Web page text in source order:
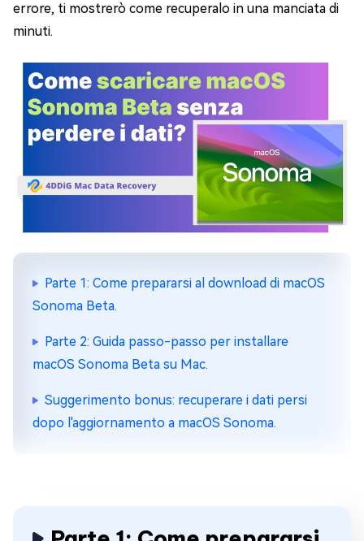
errore, ti mostrerò come recuperalo in una manciata di
minuti.
Parte 1: Come prepararsi al download di macOS
Sonoma Beta.
Parte 2: Guida passo-passo per installare
macOS Sonoma Beta su Mac.
Suggerimento bonus: recuperare i dati persi
dopo l'aggiornamento a macOS Sonoma.